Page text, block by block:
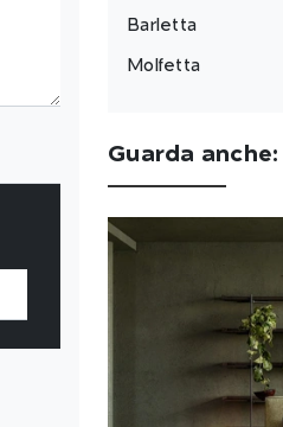
Barletta
Molfetta
Guarda anche: